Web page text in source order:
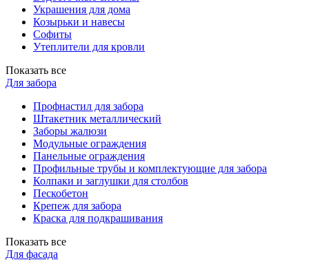
Украшения для дома
Козырьки и навесы
Софиты
Утеплители для кровли
Показать все
Для забора
Профнастил для забора
Штакетник металлический
Заборы жалюзи
Модульные ограждения
Панельные ограждения
Профильные трубы и комплектующие для забора
Колпаки и заглушки для столбов
Пескобетон
Крепеж для забора
Краска для подкрашивания
Показать все
Для фасада